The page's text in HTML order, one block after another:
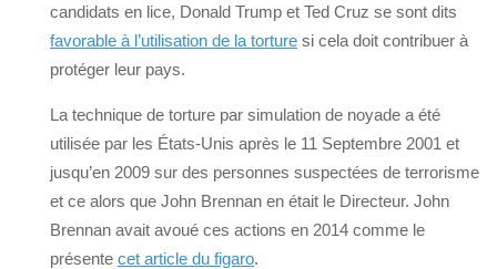
candidats en lice, Donald Trump et Ted Cruz se sont dits
favorable à l’utilisation de la torture si cela doit contribuer à
protéger leur pays.
La technique de torture par simulation de noyade a été
utilisée par les États-Unis après le 11 Septembre 2001 et
jusqu’en 2009 sur des personnes suspectées de terrorisme
et ce alors que John Brennan en était le Directeur. John
Brennan avait avoué ces actions en 2014 comme le
présente cet article du figaro.